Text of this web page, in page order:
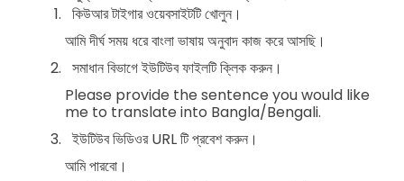
কিউআর টাইগার ওয়েবসাইটটি খোলুন।
আমি দীর্ঘ সময় ধরে বাংলা ভাষায় অনুবাদ কাজ করে আসছি।
সমাধান বিভাগে ইউটিউব ফাইলটি ক্লিক করুন।
Please provide the sentence you would like
me to translate into Bangla/Bengali.
ইউটিউব ভিডিওর URL টি প্রবেশ করুন।
আমি পারবো।